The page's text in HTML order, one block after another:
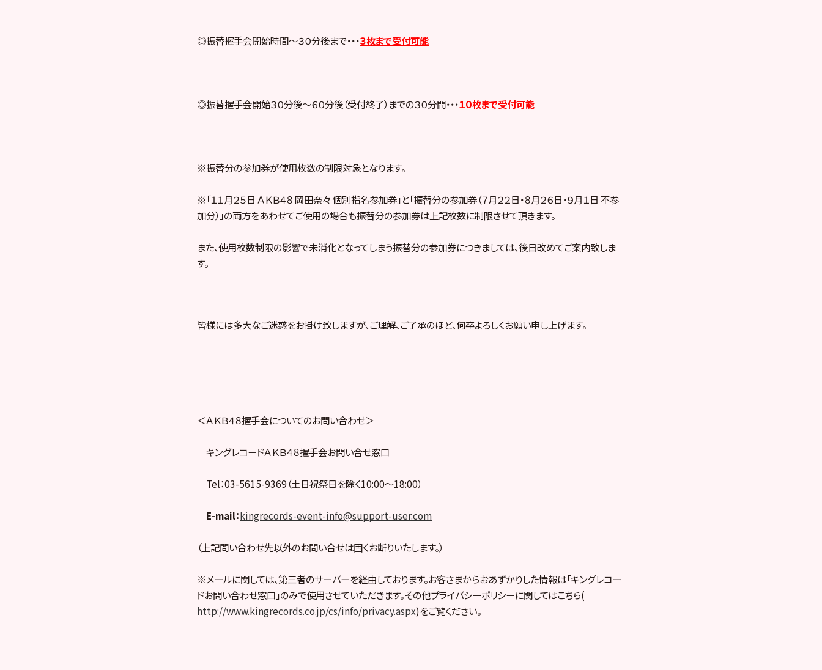
◎振替握手会開始時間～３０分後まで・・・３枚まで受付可能
◎振替握手会開始３０分後～６０分後（受付終了）までの３０分間・・・１０枚まで受付可能
※振替分の参加券が使用枚数の制限対象となります。
※「１１月２５日 ＡＫＢ４８ 岡田奈々 個別指名参加券」と「振替分の参加券（７月２２日・８月２６日・９月１日 不参
加分）」の両方をあわせてご使用の場合も振替分の参加券は上記枚数に制限させて頂きます。
また、使用枚数制限の影響で未消化となってしまう振替分の参加券につきましては、後日改めてご案内致しま
す。
皆様には多大なご迷惑をお掛け致しますが、ご理解、ご了承のほど、何卒よろしくお願い申し上げます。
＜ＡＫＢ４８握手会についてのお問い合わせ＞
キングレコードＡＫＢ４８握手会お問い合せ窓口
Tel：03-5615-9369（土日祝祭日を除く10:00〜18:00）
E-mail：kingrecords-event-info@support-user.com
（上記問い合わせ先以外のお問い合せは固くお断りいたします。）
※メールに関しては、第三者のサーバーを経由しております。お客さまからおあずかりした情報は「キングレコー
ドお問い合わせ窓口」のみで使用させていただきます。その他プライバシーポリシーに関してはこちら(
http://www.kingrecords.co.jp/cs/info/privacy.aspx)をご覧ください。